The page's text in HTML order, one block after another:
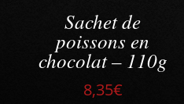
Sachet de
poissons en
chocolat – 110g
8,35€